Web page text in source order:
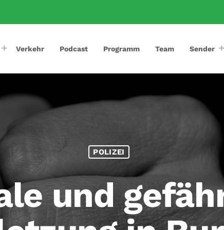
Verkehr Podcast Programm Team Sender
POLIZEI
und